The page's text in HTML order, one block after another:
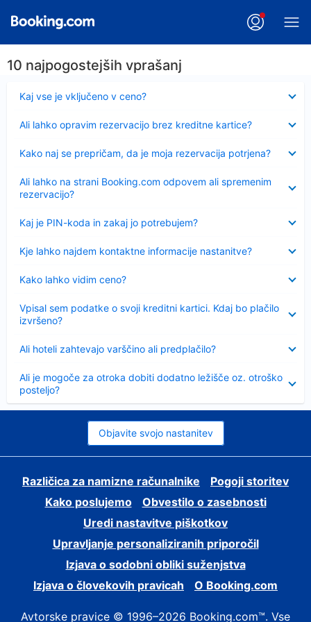
10 najpogostejših vprašanj
Kaj vse je vključeno v ceno?
Ali lahko opravim rezervacijo brez kreditne kartice?
Kako naj se prepričam, da je moja rezervacija potrjena?
Ali lahko na strani Booking.com odpovem ali spremenim
rezervacijo?
Kaj je PIN-koda in zakaj jo potrebujem?
Kje lahko najdem kontaktne informacije nastanitve?
Kako lahko vidim ceno?
Vpisal sem podatke o svoji kreditni kartici. Kdaj bo plačilo
izvršeno?
Ali hoteli zahtevajo varščino ali predplačilo?
Ali je mogoče za otroka dobiti dodatno ležišče oz. otroško
posteljo?
Objavite svojo nastanitev
Različica za namizne računalnike
Pogoji storitev
Kako poslujemo
Obvestilo o zasebnosti
Uredi nastavitve piškotkov
Upravljanje personaliziranih priporočil
Izjava o sodobni obliki suženjstva
Izjava o človekovih pravicah
O Booking.com
Avtorske pravice © 1996–2026 Booking.com™. Vse